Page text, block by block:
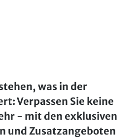
was in der
Verpassen Sie keine
- mit den exklusiven
und Zusatzangeboten